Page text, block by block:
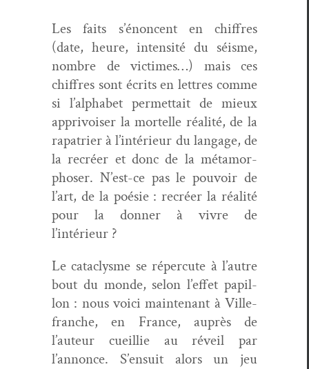
Les faits s’énoncent en chiffres
(date, heure, inten­sité du séisme,
nom­bre de vic­times…) mais ces
chiffres sont écrits en let­tres comme
si l’alphabet per­me­t­tait de mieux
apprivois­er la mortelle réal­ité, de la
rap­a­tri­er à l’intérieur du lan­gage, de
la recréer et donc de la méta­mor­
phoser. N’est-ce pas le pou­voir de
l’art, de la poésie : recréer la réal­ité
pour la don­ner à vivre de
l’intérieur ?
Le cat­a­clysme se réper­cute à l’autre
bout du monde, selon l’effet papil­
lon : nous voici main­tenant à Ville­
franche, en France, auprès de
l’auteur cueil­lie au réveil par
l’annonce. S’ensuit alors un jeu